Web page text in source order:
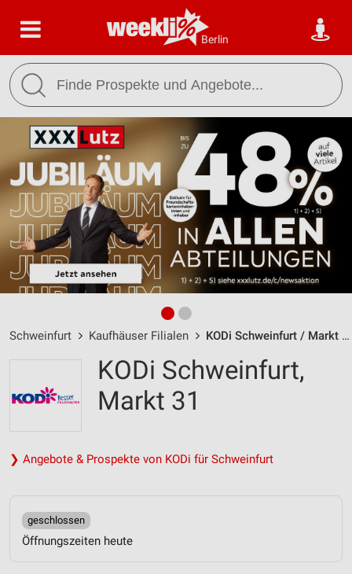
Berlin
Schweinfurt Kaufhäuser Filialen KODi Schweinfurt / Markt 31 - Öffnungszeiten & Adresse
KODi Schweinfurt,
Markt 31
❯ Angebote & Prospekte von KODi für Schweinfurt
geschlossen
Öffnungszeiten heute